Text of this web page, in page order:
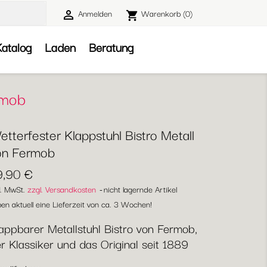
 Anmelden shopping_cart Warenkorb(0)
Laden Beratung
Klappstuhl Bistro Metall
Fermob
€
MwSt. zzgl. Versandkosten nicht lagernde Artikel
aktuell eine Lieferzeit von ca. 3 Wochen!
Metallstuhl Bistro von Fermob,
Klassiker und das Original seit 1889